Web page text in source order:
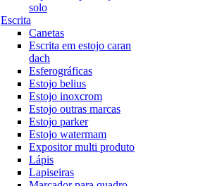
solo
Escrita
Canetas
Escrita em estojo caran
dach
Esferográficas
Estojo belius
Estojo inoxcrom
Estojo outras marcas
Estojo parker
Estojo watermam
Expositor multi produto
Lápis
Lapiseiras